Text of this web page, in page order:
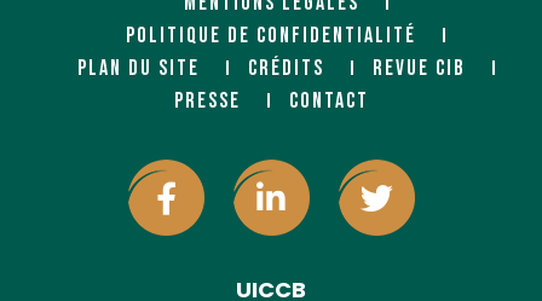
POLITIQUE DE CONFIDENTIALITÉ
PLAN DU SITE
CRÉDITS
REVUE CIB
PRESSE
CONTACT
UICCB